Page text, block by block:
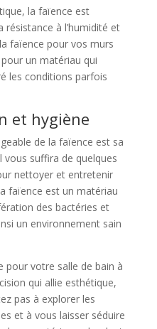
la faïence est
à l’humidité et
faïence pour vos murs
un matériau qui
les conditions parfois
et hygiène
de la faïence est sa
vous suffira de quelques
nettoyer et entretenir
faïence est un matériau
des bactéries et
un environnement sain
pour votre salle de bain à
qui allie esthétique,
pas à explorer les
et à vous laisser séduire